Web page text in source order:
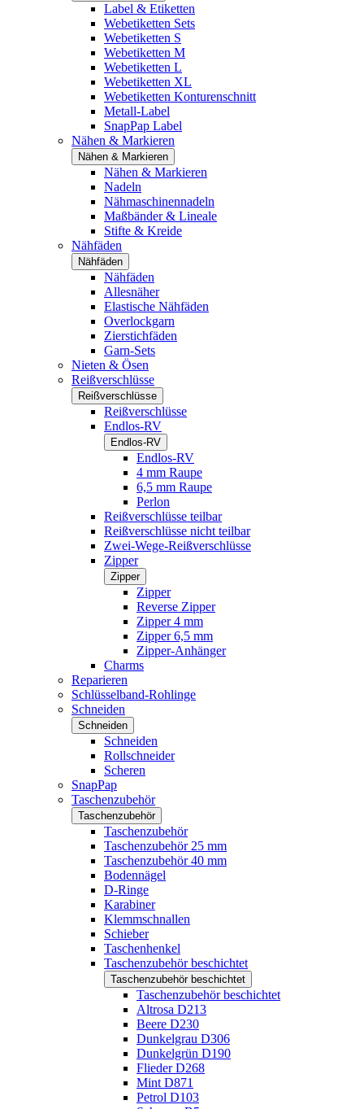
Label & Etiketten
Webetiketten Sets
Webetiketten S
Webetiketten M
Webetiketten L
Webetiketten XL
Webetiketten Konturenschnitt
Metall-Label
SnapPap Label
Nähen & Markieren
Nähen & Markieren
Nähen & Markieren
Nadeln
Nähmaschinennadeln
Maßbänder & Lineale
Stifte & Kreide
Nähfäden
Nähfäden
Nähfäden
Allesnäher
Elastische Nähfäden
Overlockgarn
Zierstichfäden
Garn-Sets
Nieten & Ösen
Reißverschlüsse
Reißverschlüsse
Reißverschlüsse
Endlos-RV
Endlos-RV
Endlos-RV
4 mm Raupe
6,5 mm Raupe
Perlon
Reißverschlüsse teilbar
Reißverschlüsse nicht teilbar
Zwei-Wege-Reißverschlüsse
Zipper
Zipper
Zipper
Reverse Zipper
Zipper 4 mm
Zipper 6,5 mm
Zipper-Anhänger
Charms
Reparieren
Schlüsselband-Rohlinge
Schneiden
Schneiden
Schneiden
Rollschneider
Scheren
SnapPap
Taschenzubehör
Taschenzubehör
Taschenzubehör
Taschenzubehör 25 mm
Taschenzubehör 40 mm
Bodennägel
D-Ringe
Karabiner
Klemmschnallen
Schieber
Taschenhenkel
Taschenzubehör beschichtet
Taschenzubehör beschichtet
Taschenzubehör beschichtet
Altrosa D213
Beere D230
Dunkelgrau D306
Dunkelgrün D190
Flieder D268
Mint D871
Petrol D103